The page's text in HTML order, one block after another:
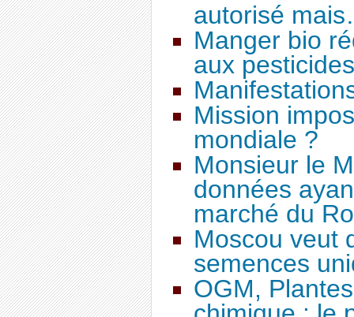
autorisé
Manger bio
aux
Mission
mondiale ?
Monsieur le
données
marché du
Moscou veut
semences
OGM,